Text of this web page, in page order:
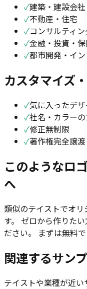
✓建築・建設会社
✓不動産・住宅
✓コンサルティ
✓金融・投資・
✓都市開発・イ
カスタマイズ
✓気に入ったデ
✓社名・カラー
✓修正無制限
✓著作権完全譲渡
このようなロ
へ
類似のテイストでオ
す。 ゼロから作りたい
ださい。 まずは無料
関連するサン
テイストや業種が近